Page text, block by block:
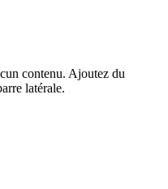
contenu. Ajoutez du
latérale.